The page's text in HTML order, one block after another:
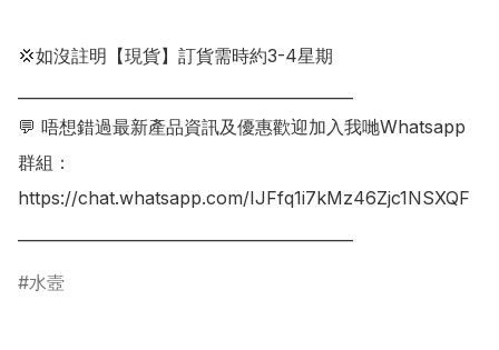
💢如沒註明【現貨】訂貨需時約3-4星期
💬 唔想錯過最新產品資訊及優惠歡迎加入我哋Whatsapp
群組：
https://chat.whatsapp.com/IJFfq1i7kMz46Zjc1NSXQF
水壼